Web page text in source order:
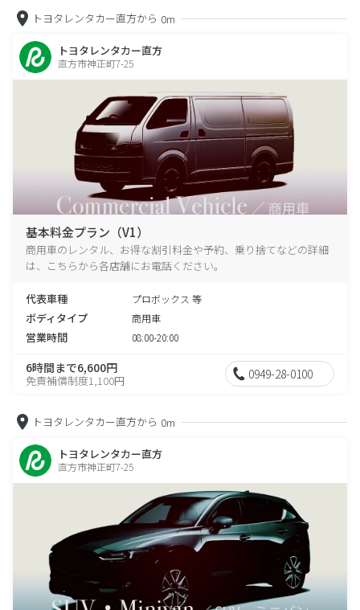
トヨタレンタカー直方から 0m
トヨタレンタカー直方
直方市神正町7-25
基本料金プラン（V1）
商用車のレンタル、お得な割引料金や予約、乗り捨てなどの詳細
は、こちらから各店舗にお電話ください。
代表車種 プロボックス 等
ボディタイプ 商用車
営業時間 08:00-20:00
6時間まで6,600円
免責補償制度1,100円 0949-28-0100
トヨタレンタカー直方から 0m
トヨタレンタカー直方
直方市神正町7-25